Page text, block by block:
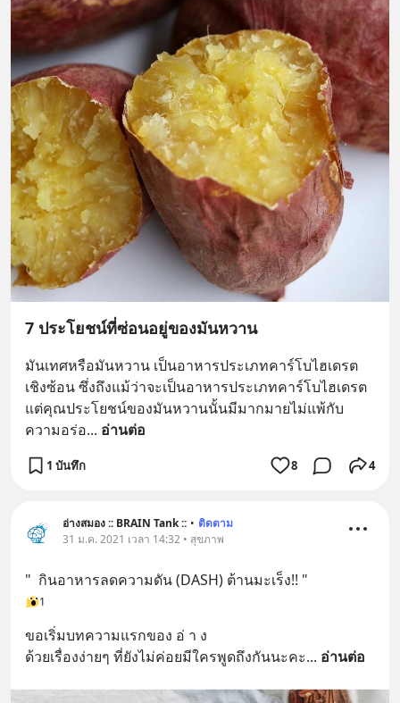
7 ประโยชน์ที่ซ่อนอยู่ของมันหวาน
มันเทศหรือมันหวาน เป็นอาหารประเภทคาร์โบไฮเดรต
เชิงซ้อน ซึ่งถึงแม้ว่าจะเป็นอาหารประเภทคาร์โบไฮเดรต
แต่คุณประโยชน์ของมันหวานนั้นมีมากมายไม่แพ้กับ
ความอร่อ... อ่านต่อ
1 บันทึก 8 4
อ่างสมอง :: BRAIN Tank :: • ติดตาม
31 ม.ค. 2021 เวลา 14:32 • สุขภาพ
"  กินอาหารลดความดัน (DASH) ต้านมะเร็ง!! "
1
ขอเริ่มบทความแรกของ อ่ า ง
ด้วยเรื่องง่ายๆ ที่ยังไม่ค่อยมีใครพูดถึงกันนะคะ... อ่านต่อ